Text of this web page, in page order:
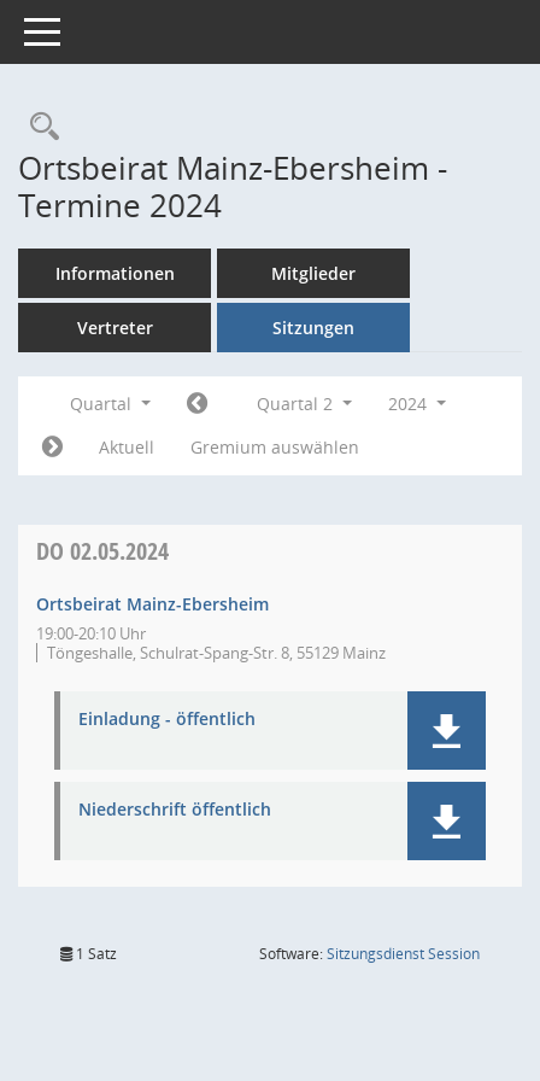
Toggle navigation
Rechercheauswahl
Ortsbeirat Mainz-Ebersheim -
Termine 2024
Informationen Mitglieder
Vertreter Sitzungen
Quartal Quartal 2
2024
Aktuell
Gremium auswählen
DO 02.05.2024
Ortsbeirat Mainz-Ebersheim
19:00-20:10 Uhr
Töngeshalle, Schulrat-Spang-Str. 8, 55129 Mainz
Einladung - öffentlich
Niederschrift öffentlich
1 Satz Software:SitzungsdienstSession(Wird in